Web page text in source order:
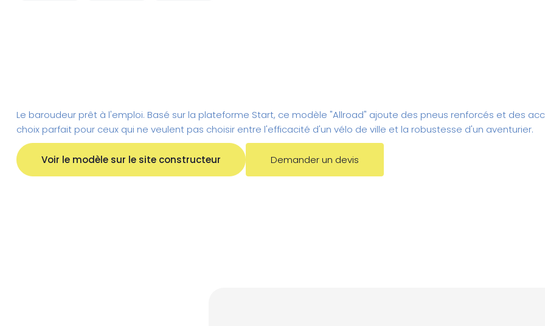
Le baroudeur prêt à l'emploi. Basé sur la plateforme Start, ce modèle "Allroad" ajoute des pneus renforcés et des
choix parfait pour ceux qui ne veulent pas choisir entre l'efficacité d'un vélo de ville et la robustesse d'un aventurier.
Voir le modèle sur le site constructeur Demander un devis